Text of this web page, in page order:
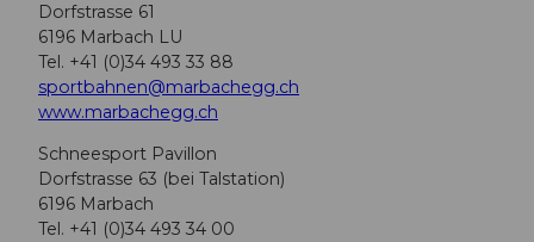
Dorfstrasse 61
6196 Marbach LU
Tel. +41 (0)34 493 33 88
sportbahnen@marbachegg.ch
www.marbachegg.ch
Schneesport Pavillon
Dorfstrasse 63 (bei Talstation)
6196 Marbach
Tel. +41 (0)34 493 34 00